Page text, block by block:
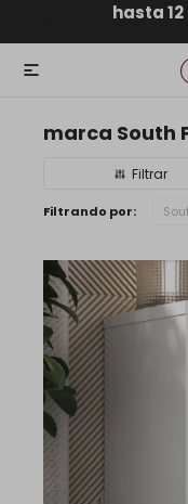
hasta 12
ENVÍO GRATIS

marca South
Filtrando por: